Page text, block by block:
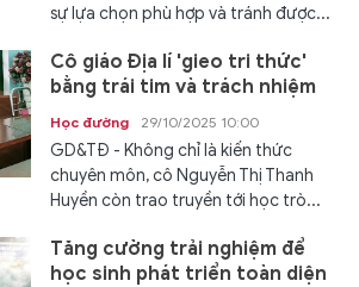
sự lựa chọn phù hợp và tránh được...
Cô giáo Địa lí 'gieo tri thức'
bằng trái tim và trách nhiệm
Học đường 29/10/2025 10:00
GD&TĐ - Không chỉ là kiến thức
chuyên môn, cô Nguyễn Thị Thanh
Huyền còn trao truyền tới học trò...
Tăng cường trải nghiệm để
học sinh phát triển toàn diện